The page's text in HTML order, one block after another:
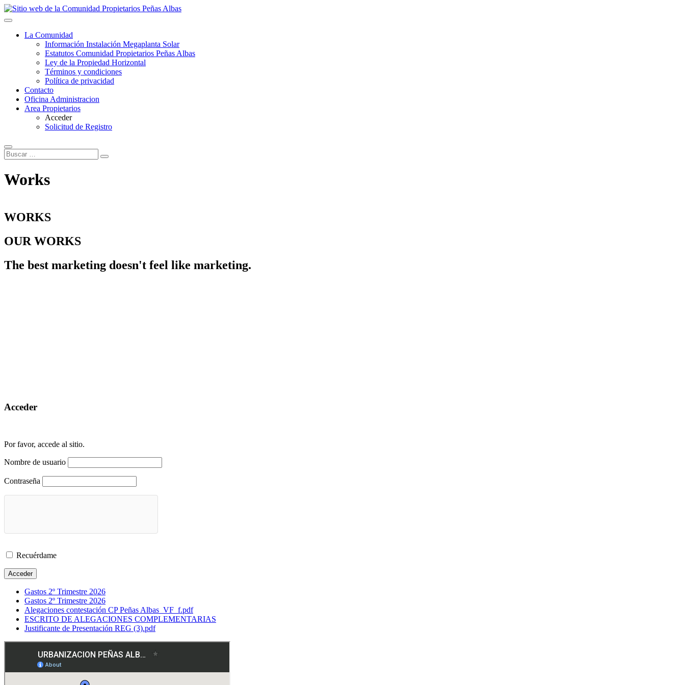
Saltar
al
Sitio web de la Comunidad Propietarios Peñas Albas
La Comunidad
Información Instalación Megaplanta Solar
Estatutos Comunidad Propietarios Peñas Albas
Ley de la Propiedad Horizontal
Términos y condiciones
Política de privacidad
Contacto
Oficina Administracion
Area Propietarios
Acceder
Solicitud de Registro
Buscar
…
Works
WORKS
OUR WORKS
The best marketing doesn't feel like marketing.
Acceder
Por favor, accede al sitio.
Nombre de usuario
Contraseña
Recuérdame
Gastos 2º Trimestre 2026
Gastos 2º Trimestre 2026
Alegaciones contestación CP Peñas Albas_VF_f.pdf
ESCRITO DE ALEGACIONES COMPLEMENTARIAS
Justificante de Presentación REG (3).pdf